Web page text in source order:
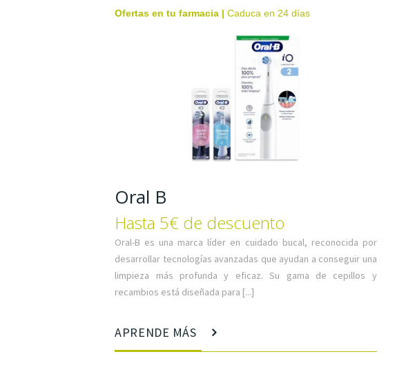
Ofertas en tu farmacia |Caduca en 24 días
Oral B
Hasta 5€ de descuento
Oral-B es una marca líder en cuidado bucal, reconocida por
desarrollar tecnologías avanzadas que ayudan a conseguir una
limpieza más profunda y eficaz. Su gama de cepillos y
recambios está diseñada para [...]
APRENDE MÁS